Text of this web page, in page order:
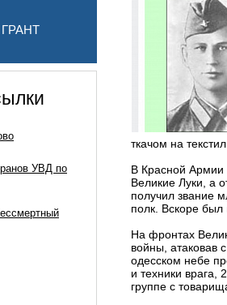
УВД по
ткачом на
В Красной Армии
Великие Луки, а
получил звание
полк. Вскоре
На фронтах
войны, атаковав
одесском небе
и техники врага,
группе с